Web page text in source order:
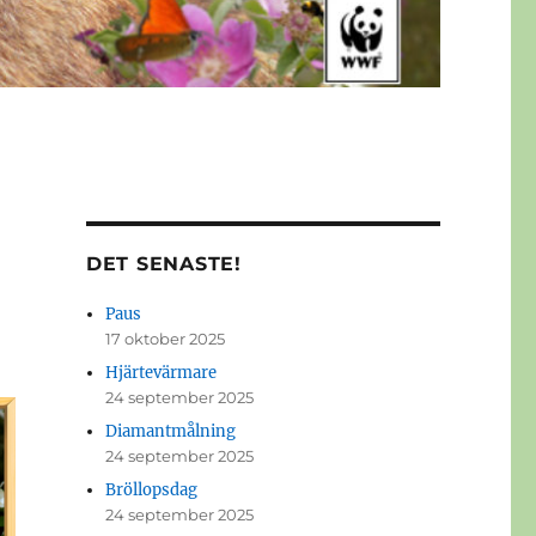
DET SENASTE!
Paus
17 oktober 2025
Hjärtevärmare
24 september 2025
Diamantmålning
24 september 2025
Bröllopsdag
24 september 2025